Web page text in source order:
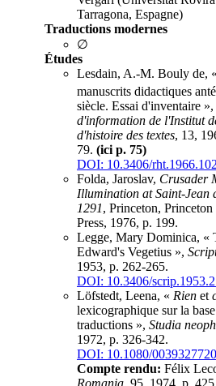
Tarragona, Espagne)
Traductions modernes
∅
Études
Lesdain, A.-M. Bouly de,
manuscrits didactiques
siècle. Essai d'inventaire »,
d'information de l'Institut
d'histoire des textes, 13,
79. (ici p. 75)
DOI: 10.3406/
Folda, Jaroslav, Crusader
Illumination at Saint-Jean
1291, Princeton,
Press, 1976, p. 199.
Legge, Mary Dominica, «
Edward's Vegetius »,
1953, p. 262-265.
DOI: 10.3406/
Löfstedt, Leena, « Rien et
lexicographique sur la
traductions », Studia
1972, p. 326-342.
DOI: 10.1080/
Compte rendu: Félix